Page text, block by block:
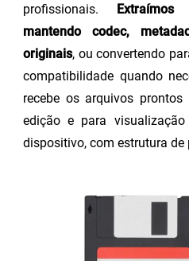
profissionais.
mantendo codec,
originais, ou convertendo
compatibilidade quando
recebe os arquivos
edição e para
dispositivo, com estrutura